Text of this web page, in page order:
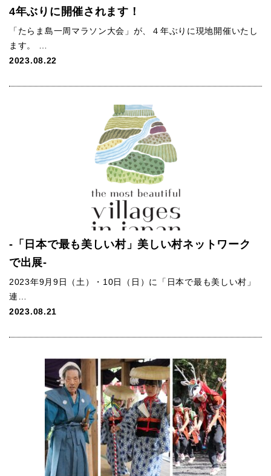
4年ぶりに開催されます！
「たらま島一周マラソン大会」が、４年ぶりに現地開催いたし
ます。 …
2023.08.22
‐「日本で最も美しい村」美しい村ネットワーク
で出展‐
2023年9月9日（土）・10日（日）に「日本で最も美しい村」
連…
2023.08.21